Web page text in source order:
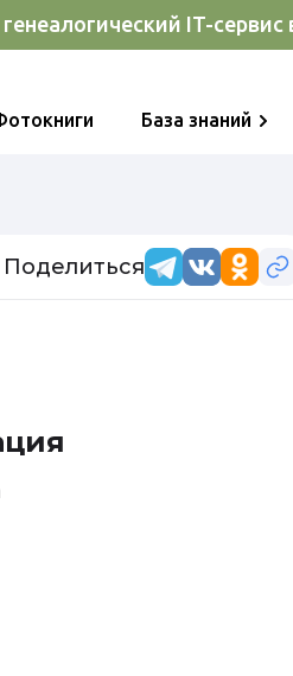
IT-сервис
База знаний
Поделиться